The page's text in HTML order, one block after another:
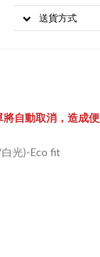
送貨方式
將自動取消，造成
光)-Eco fit